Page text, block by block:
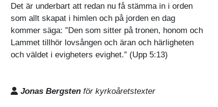
Det är underbart att redan nu få stämma in i orden
som allt skapat i himlen och på jorden en dag
kommer säga: ”Den som sitter på tronen, honom och
Lammet tillhör lovsången och äran och härligheten
och väldet i evigheters evighet.” (Upp 5:13)
Jonas Bergsten för kyrkoåretstexter